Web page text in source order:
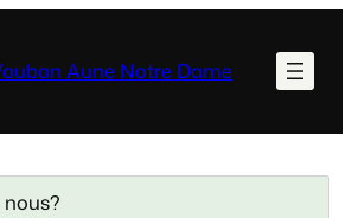
Aune Notre Dame